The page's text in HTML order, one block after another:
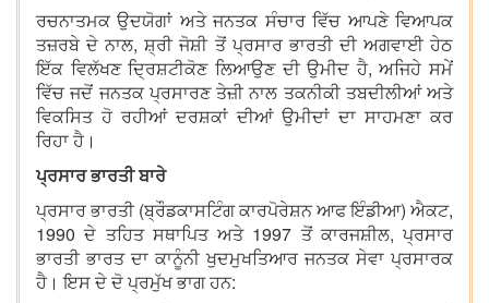
ਰਚਨਾਤਮਕ ਉਦਯੋਗਾਂ ਅਤੇ ਜਨਤਕ ਸੰਚਾਰ ਵਿੱਚ ਆਪਣੇ ਵਿਆਪਕ
ਤਜ਼ਰਬੇ ਦੇ ਨਾਲ, ਸ਼੍ਰੀ ਜੋਸ਼ੀ ਤੋਂ ਪ੍ਰਸਾਰ ਭਾਰਤੀ ਦੀ ਅਗਵਾਈ ਹੇਠ
ਇੱਕ ਵਿਲੱਖਣ ਦ੍ਰਿਸ਼ਟੀਕੋਣ ਲਿਆਉਣ ਦੀ ਉਮੀਦ ਹੈ, ਅਜਿਹੇ ਸਮੇਂ
ਵਿੱਚ ਜਦੋਂ ਜਨਤਕ ਪ੍ਰਸਾਰਣ ਤੇਜ਼ੀ ਨਾਲ ਤਕਨੀਕੀ ਤਬਦੀਲੀਆਂ ਅਤੇ
ਵਿਕਸਿਤ ਹੋ ਰਹੀਆਂ ਦਰਸ਼ਕਾਂ ਦੀਆਂ ਉਮੀਦਾਂ ਦਾ ਸਾਹਮਣਾ ਕਰ
ਰਿਹਾ ਹੈ।
ਪ੍ਰਸਾਰ ਭਾਰਤੀ ਬਾਰੇ
ਪ੍ਰਸਾਰ ਭਾਰਤੀ (ਬ੍ਰੌਡਕਾਸਟਿੰਗ ਕਾਰਪੋਰੇਸ਼ਨ ਆਫ ਇੰਡੀਆ) ਐਕਟ,
1990 ਦੇ ਤਹਿਤ ਸਥਾਪਿਤ ਅਤੇ 1997 ਤੋਂ ਕਾਰਜਸ਼ੀਲ, ਪ੍ਰਸਾਰ
ਭਾਰਤੀ ਭਾਰਤ ਦਾ ਕਾਨੂੰਨੀ ਖੁਦਮੁਖਤਿਆਰ ਜਨਤਕ ਸੇਵਾ ਪ੍ਰਸਾਰਕ
ਹੈ। ਇਸ ਦੇ ਦੋ ਪ੍ਰਮੁੱਖ ਭਾਗ ਹਨ: